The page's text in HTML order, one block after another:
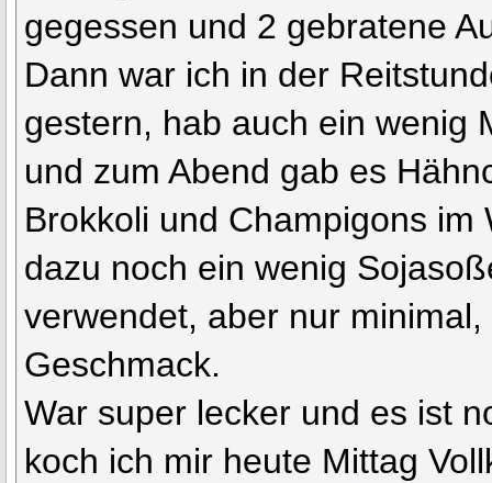
gegessen und 2 gebratene
Dann war ich in der
gestern, hab auch ein wenig
und zum Abend gab es
Brokkoli und Champigons im
dazu noch ein wenig
verwendet, aber nur
Geschmack.
War super lecker und es ist
koch ich mir heute Mittag